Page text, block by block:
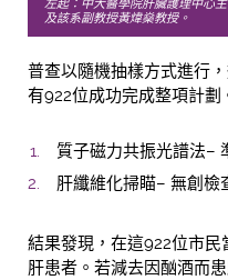
左起：中大醫學院肝臟護理中心
及該系副教授黃煒燊教授。
普查以隨機抽樣方式進行
有922位成功完成整項計劃
質子磁力共振光譜法–
肝纖維化掃瞄– 無創檢
結果發現，在這922位市民
肝患者。若減去因酗酒而